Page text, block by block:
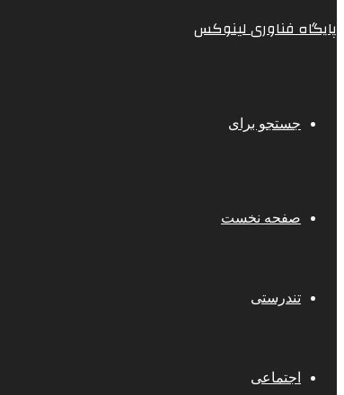
پایگاه فناوری لینوکس
جستجو برای
صفحه نخست
تندرستی
اجتماعی